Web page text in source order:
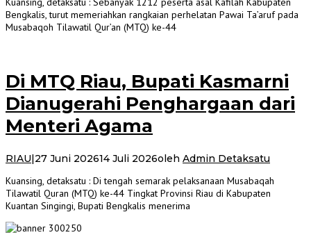
Bengkalis, turut memeriahkan rangkaian perhelatan Pawai Ta’aruf pada
Musabaqoh Tilawatil Qur’an (MTQ) ke-44
Di MTQ Riau, Bupati Kasmarni
Dianugerahi Penghargaan dari
Menteri Agama
RIAU|27 Juni 202614 Juli 2026oleh Admin Detaksatu
Kuansing, detaksatu : Di tengah semarak pelaksanaan Musabaqah
Tilawatil Quran (MTQ) ke-44 Tingkat Provinsi Riau di Kabupaten
Kuantan Singingi, Bupati Bengkalis menerima